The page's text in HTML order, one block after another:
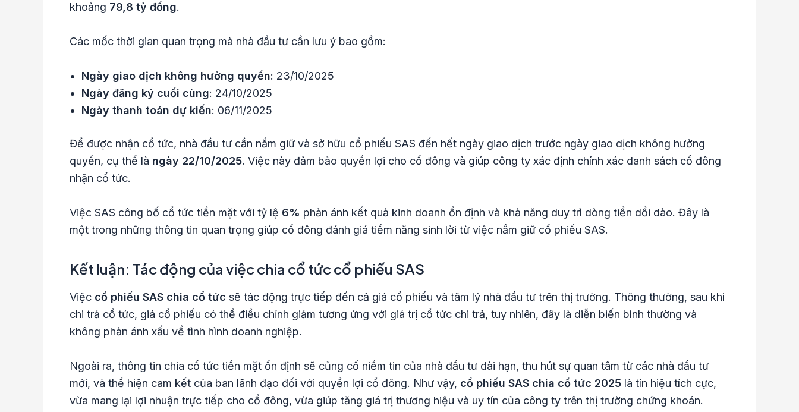
khoảng 79,8 tỷ đồng.
Các mốc thời gian quan trọng mà nhà đầu tư cần lưu ý bao gồm:
Ngày giao dịch không hưởng quyền: 23/10/2025
Ngày đăng ký cuối cùng: 24/10/2025
Ngày thanh toán dự kiến: 06/11/2025
Để được nhận cổ tức, nhà đầu tư cần nắm giữ và sở hữu cổ phiếu SAS đến hết ngày giao dịch trước ngày giao dịch không hưởng
quyền, cụ thể là ngày 22/10/2025. Việc này đảm bảo quyền lợi cho cổ đông và giúp công ty xác định chính xác danh sách cổ đông
nhận cổ tức.
Việc SAS công bố cổ tức tiền mặt với tỷ lệ 6% phản ánh kết quả kinh doanh ổn định và khả năng duy trì dòng tiền dồi dào. Đây là
một trong những thông tin quan trọng giúp cổ đông đánh giá tiềm năng sinh lời từ việc nắm giữ cổ phiếu SAS.
Kết luận: Tác động của việc chia cổ tức cổ phiếu SAS
Việc cổ phiếu SAS chia cổ tức sẽ tác động trực tiếp đến cả giá cổ phiếu và tâm lý nhà đầu tư trên thị trường. Thông thường, sau khi
chi trả cổ tức, giá cổ phiếu có thể điều chỉnh giảm tương ứng với giá trị cổ tức chi trả, tuy nhiên, đây là diễn biến bình thường và
không phản ánh xấu về tình hình doanh nghiệp.
Ngoài ra, thông tin chia cổ tức tiền mặt ổn định sẽ củng cố niềm tin của nhà đầu tư dài hạn, thu hút sự quan tâm từ các nhà đầu tư
mới, và thể hiện cam kết của ban lãnh đạo đối với quyền lợi cổ đông. Như vậy, cổ phiếu SAS chia cổ tức 2025 là tín hiệu tích cực,
vừa mang lại lợi nhuận trực tiếp cho cổ đông, vừa giúp tăng giá trị thương hiệu và uy tín của công ty trên thị trường chứng khoán.